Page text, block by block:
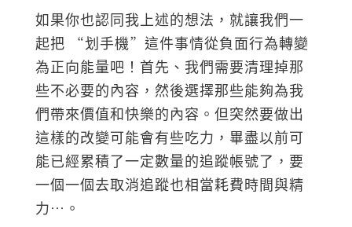
如果你也認同我上述的想法，就讓我們一
起把 “划手機”這件事情從負面行為轉變
為正向能量吧！首先、我們需要清理掉那
些不必要的內容，然後選擇那些能夠為我
們帶來價值和快樂的內容。但突然要做出
這樣的改變可能會有些吃力，畢盡以前可
能已經累積了一定數量的追蹤帳號了，要
一個一個去取消追蹤也相當耗費時間與精
力…。